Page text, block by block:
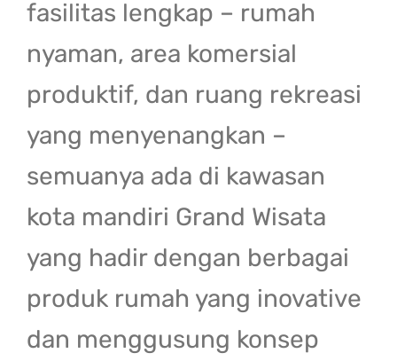
fasilitas lengkap – rumah
nyaman, area komersial
produktif, dan ruang rekreasi
yang menyenangkan –
semuanya ada di kawasan
kota mandiri Grand Wisata
yang hadir dengan berbagai
produk rumah yang inovative
dan menggusung konsep